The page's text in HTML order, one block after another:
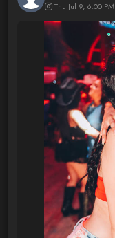
Thu Jul 9, 6:00 PM